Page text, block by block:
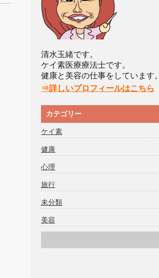
清水玉緒です。
ケイ素医療療法士です。
健康と美容の仕事をしています。
⇒詳しいプロフィールはこちら
カテゴリー
ケイ素
健康
心理
旅行
未分類
美容